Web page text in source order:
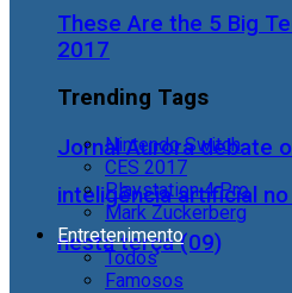
Jornal Aurora debate
inteligência artificial
nesta terça (09)
These Are the 5 Big
2017
Trending Tags
Nintendo Switch
CES 2017
Playstation 4 Pro
Mark Zuckerberg
Entretenimento
Todos
Famosos